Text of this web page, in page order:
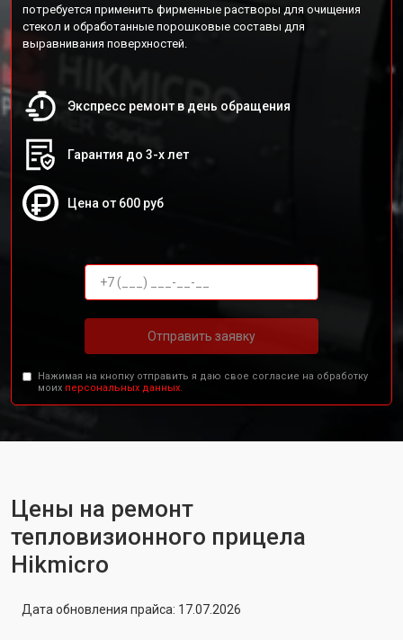
потребуется применить фирменные растворы для очищения
стекол и обработанные порошковые составы для
выравнивания поверхностей.
Экспресс ремонт в день обращения
Гарантия до 3-х лет
Цена от 600 руб
Отправить заявку
Нажимая на кнопку отправить я даю свое согласие на обработку
моих персональных данных.
Цены на ремонт
тепловизионного прицела
Hikmicro
Дата обновления прайса: 17.07.2026